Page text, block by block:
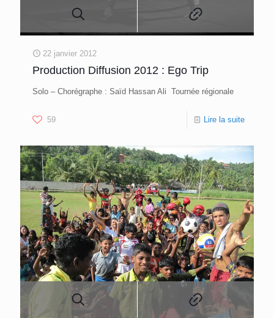
22 janvier 2012
Production Diffusion 2012 : Ego Trip
Solo – Chorégraphe : Saïd Hassan Ali Tournée régionale
59 Lire la suite